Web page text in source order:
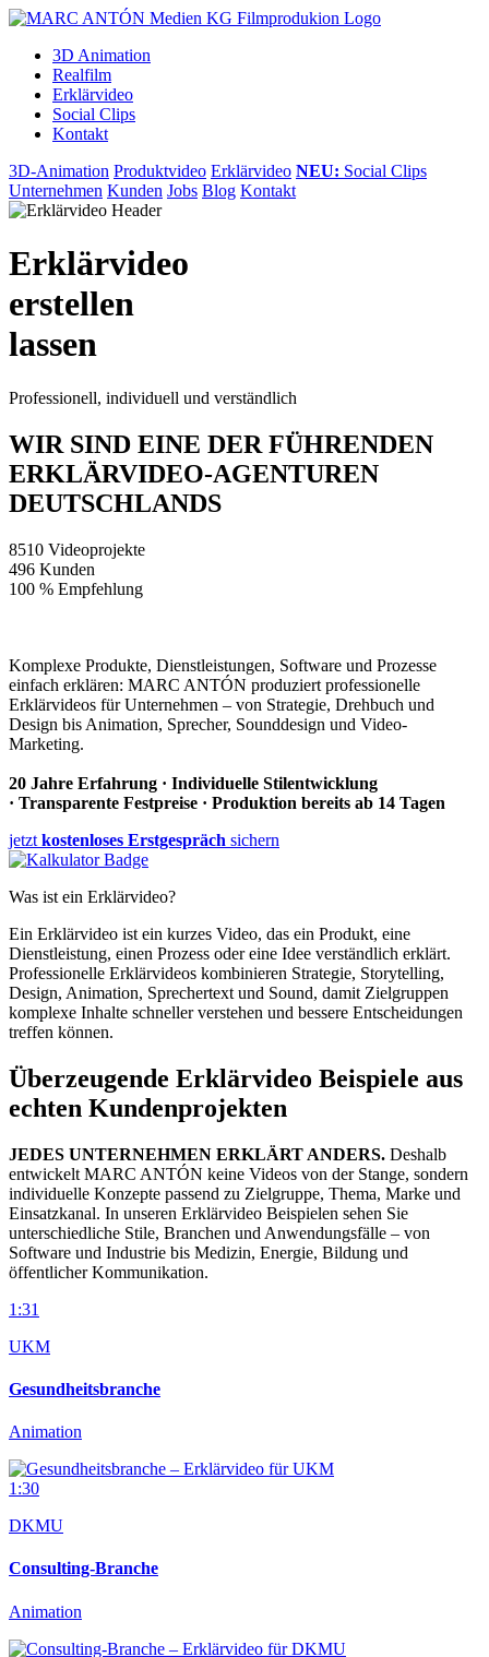
3D Animation
Realfilm
Erklärvideo
Social Clips
Kontakt
3D-Animation Produktvideo Erklärvideo NEU: Social Clips
Unternehmen Kunden Jobs Blog Kontakt
Erklärvideo
erstellen
lassen
Professionell, individuell und verständlich
WIR SIND EINE DER FÜHRENDEN
ERKLÄRVIDEO-AGENTUREN
DEUTSCHLANDS
8510 Videoprojekte
496 Kunden
100 % Empfehlung
Komplexe Produkte, Dienstleistungen, Software und Prozesse
einfach erklären: MARC ANTÓN produziert professionelle
Erklärvideos für Unternehmen – von Strategie, Drehbuch und
Design bis Animation, Sprecher, Sounddesign und Video-
Marketing.
20 Jahre Erfahrung · Individuelle Stilentwicklung
· Transparente Festpreise · Produktion bereits ab 14 Tagen
jetzt kostenloses Erstgespräch sichern
Was ist ein Erklärvideo?
Ein Erklärvideo ist ein kurzes Video, das ein Produkt, eine
Dienstleistung, einen Prozess oder eine Idee verständlich erklärt.
Professionelle Erklärvideos kombinieren Strategie, Storytelling,
Design, Animation, Sprechertext und Sound, damit Zielgruppen
komplexe Inhalte schneller verstehen und bessere Entscheidungen
treffen können.
Überzeugende Erklärvideo Beispiele aus
echten Kundenprojekten
JEDES UNTERNEHMEN ERKLÄRT ANDERS. Deshalb
entwickelt MARC ANTÓN keine Videos von der Stange, sondern
individuelle Konzepte passend zu Zielgruppe, Thema, Marke und
Einsatzkanal. In unseren Erklärvideo Beispielen sehen Sie
unterschiedliche Stile, Branchen und Anwendungsfälle – von
Software und Industrie bis Medizin, Energie, Bildung und
öffentlicher Kommunikation.
1:31
UKM
Gesundheitsbranche
Animation
1:30
DKMU
Consulting-Branche
Animation